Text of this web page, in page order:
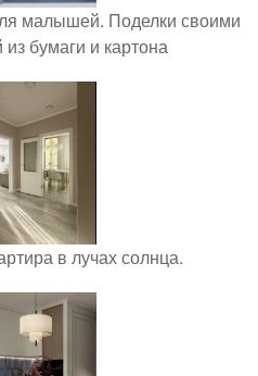
малышей. Поделки своими
бумаги и картона
в лучах солнца.